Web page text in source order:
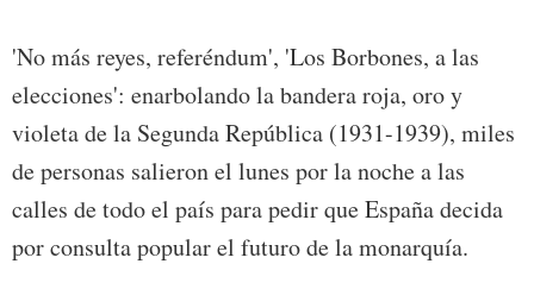
'No más reyes, referéndum', 'Los Borbones, a las
elecciones': enarbolando la bandera roja, oro y
violeta de la Segunda República (1931-1939), miles
de personas salieron el lunes por la noche a las
calles de todo el país para pedir que España decida
por consulta popular el futuro de la monarquía.